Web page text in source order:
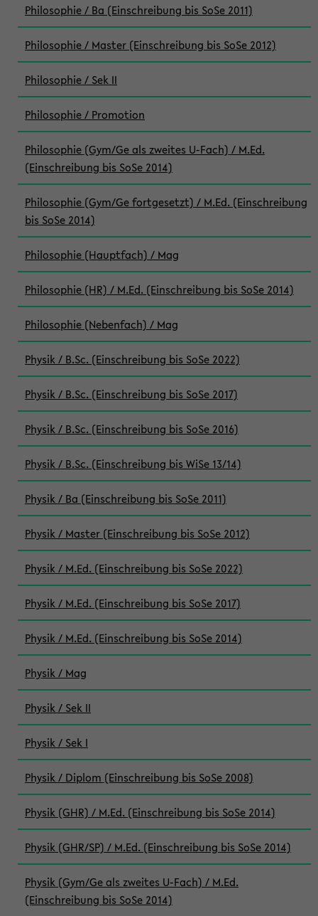
Philosophie / Ba (Einschreibung bis SoSe 2011)
Philosophie / Master (Einschreibung bis SoSe 2012)
Philosophie / Sek II
Philosophie / Promotion
Philosophie (Gym/Ge als zweites U-Fach) / M.Ed.
(Einschreibung bis SoSe 2014)
Philosophie (Gym/Ge fortgesetzt) / M.Ed. (Einschreibung
bis SoSe 2014)
Philosophie (Hauptfach) / Mag
Philosophie (HR) / M.Ed. (Einschreibung bis SoSe 2014)
Philosophie (Nebenfach) / Mag
Physik / B.Sc. (Einschreibung bis SoSe 2022)
Physik / B.Sc. (Einschreibung bis SoSe 2017)
Physik / B.Sc. (Einschreibung bis SoSe 2016)
Physik / B.Sc. (Einschreibung bis WiSe 13/14)
Physik / Ba (Einschreibung bis SoSe 2011)
Physik / Master (Einschreibung bis SoSe 2012)
Physik / M.Ed. (Einschreibung bis SoSe 2022)
Physik / M.Ed. (Einschreibung bis SoSe 2017)
Physik / M.Ed. (Einschreibung bis SoSe 2014)
Physik / Mag
Physik / Sek II
Physik / Sek I
Physik / Diplom (Einschreibung bis SoSe 2008)
Physik (GHR) / M.Ed. (Einschreibung bis SoSe 2014)
Physik (GHR/SP) / M.Ed. (Einschreibung bis SoSe 2014)
Physik (Gym/Ge als zweites U-Fach) / M.Ed.
(Einschreibung bis SoSe 2014)